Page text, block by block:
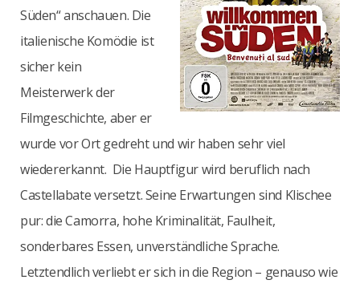
Süden“ anschauen. Die
italienische Komödie ist
sicher kein
Meisterwerk der
Filmgeschichte, aber er
wurde vor Ort gedreht und wir haben sehr viel
wiedererkannt. Die Hauptfigur wird beruflich nach
Castellabate versetzt. Seine Erwartungen sind Klischee
pur: die Camorra, hohe Kriminalität, Faulheit,
sonderbares Essen, unverständliche Sprache.
Letztendlich verliebt er sich in die Region – genauso wie